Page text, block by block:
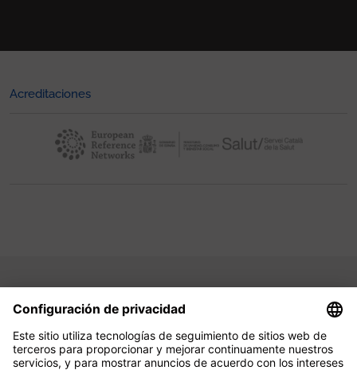
Acreditaciones